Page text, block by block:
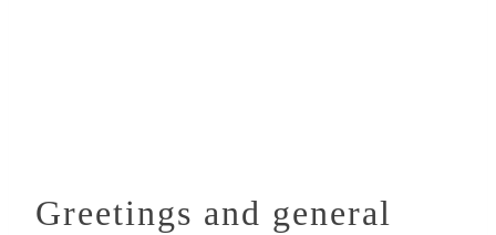
Greetings and general